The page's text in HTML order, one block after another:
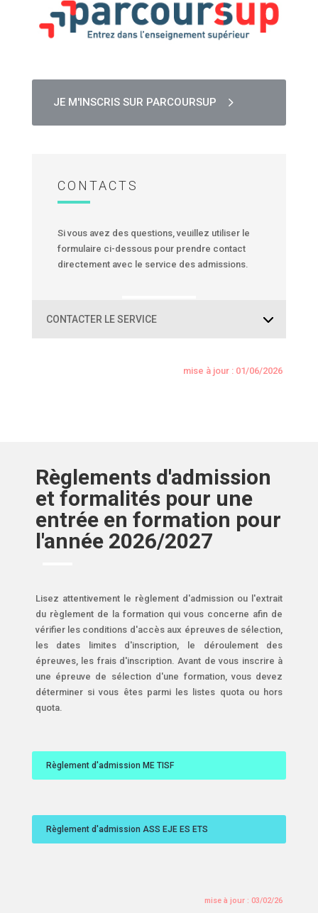
JE M'INSCRIS SUR PARCOURSUP
CONTACTS
Si vous avez des questions, veuillez utiliser le
formulaire ci-dessous pour prendre contact
directement avec le service des admissions.
CONTACTER LE SERVICE
mise à jour : 01/06/2026
Règlements d'admission
et formalités pour une
entrée en formation pour
l'année 2026/2027
Lisez attentivement le règlement d'admission ou l'extrait
du règlement de la formation qui vous concerne afin de
vérifier les conditions d'accès aux épreuves de sélection,
les dates limites d'inscription, le déroulement des
épreuves, les frais d'inscription. Avant de vous inscrire à
une épreuve de sélection d'une formation, vous devez
déterminer si vous êtes parmi les listes quota ou hors
quota.
Règlement d'admission ME TISF
Règlement d'admission ASS EJE ES ETS
mise à jour : 03/02/26